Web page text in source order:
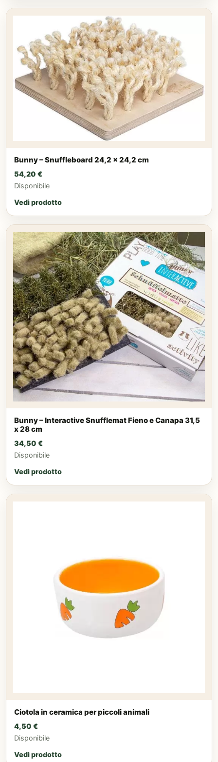
Bunny – Snuffleboard 24,2 x 24,2 cm
54,20 €
Disponibile
Vedi prodotto
Bunny – Interactive Snufflemat Fieno e Canapa 31,5
x 28 cm
34,50 €
Disponibile
Vedi prodotto
Ciotola in ceramica per piccoli animali
4,50 €
Disponibile
Vedi prodotto